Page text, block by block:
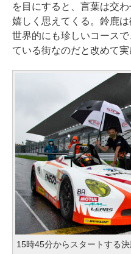
を目にすると、言葉は交
嬉しく思えてくる。鈴鹿
世界的にも珍しいコース
ている街なのだと改めて実
15時45分からスタートする